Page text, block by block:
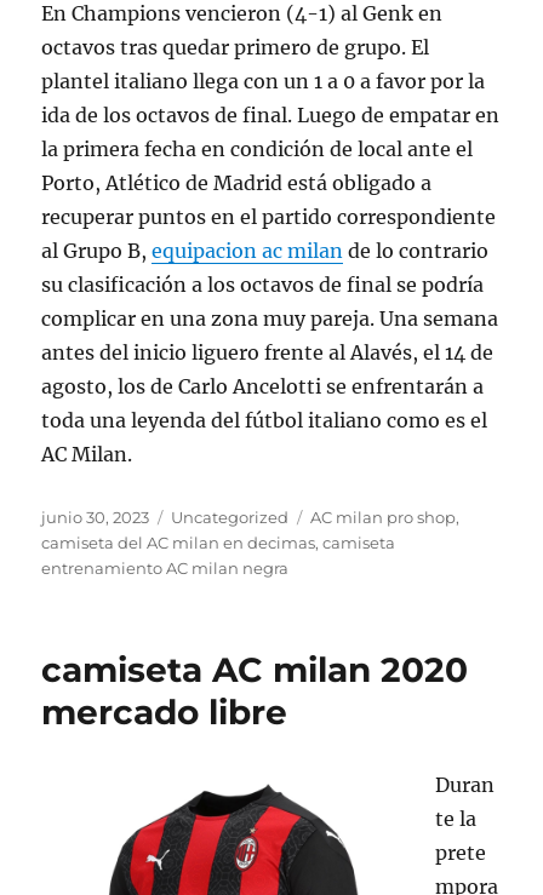
En Champions vencieron (4-1) al Genk en
octavos tras quedar primero de grupo. El
plantel italiano llega con un 1 a 0 a favor por la
ida de los octavos de final. Luego de empatar en
la primera fecha en condición de local ante el
Porto, Atlético de Madrid está obligado a
recuperar puntos en el partido correspondiente
al Grupo B,equipacion ac milan de lo contrario
su clasificación a los octavos de final se podría
complicar en una zona muy pareja. Una semana
antes del inicio liguero frente al Alavés, el 14 de
agosto, los de Carlo Ancelotti se enfrentarán a
toda una leyenda del fútbol italiano como es el
AC Milan.
Publicado
el
junio 30, 2023 Categorías
Uncategorized Etiquetas
AC milan pro shop,
camiseta del AC milan en decimas,camiseta
entrenamiento AC milan negra
camiseta AC milan 2020
mercado libre
Duran
te la
prete
mpora